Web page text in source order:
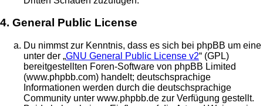
4. General Public License
Du nimmst zur Kenntnis, dass es sich bei phpBB um eine
unter der „GNU General Public License v2“ (GPL)
bereitgestellten Foren-Software von phpBB Limited
(www.phpbb.com) handelt; deutschsprachige
Informationen werden durch die deutschsprachige
Community unter www.phpbb.de zur Verfügung gestellt.